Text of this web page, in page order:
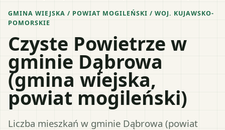
GMINA WIEJSKA / POWIAT MOGILEŃSKI / WOJ. KUJAWSKO-
POMORSKIE
Czyste Powietrze w
gminie Dąbrowa
(gmina wiejska,
powiat mogileński)
Liczba mieszkań w gminie Dąbrowa (powiat